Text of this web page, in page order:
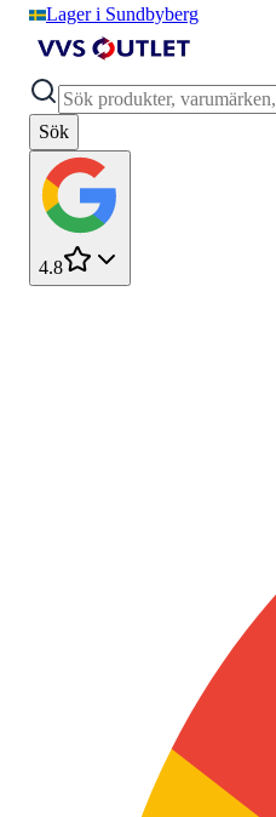
Lager i Sundbyberg
Sök
4.8